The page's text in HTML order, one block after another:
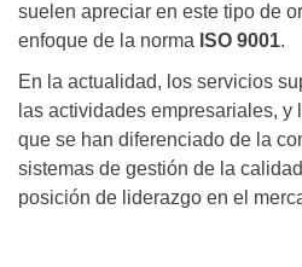
suelen apreciar en este tipo de
enfoque de la norma ISO 9001.
En la actualidad, los servicios
las actividades empresariales,
que se han diferenciado de la
sistemas de gestión de la
posición de liderazgo en el